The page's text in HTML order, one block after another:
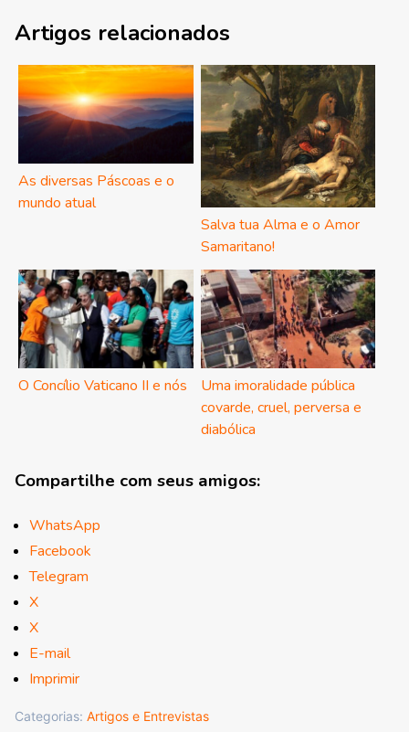
Artigos relacionados
As diversas Páscoas e o
mundo atual
Salva tua Alma e o Amor
Samaritano!
O Concílio Vaticano II e nós
Uma imoralidade pública
covarde, cruel, perversa e
diabólica
Compartilhe com seus amigos:
WhatsApp
Facebook
Telegram
X
X
E-mail
Imprimir
Categorias: Artigos e Entrevistas